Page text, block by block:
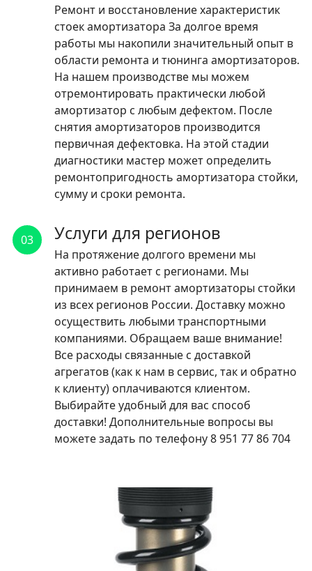
Ремонт и восстановление характеристик
стоек амортизатора За долгое время
работы мы накопили значительный опыт в
области ремонта и тюнинга амортизаторов.
На нашем производстве мы можем
отремонтировать практически любой
амортизатор с любым дефектом. После
снятия амортизаторов производится
первичная дефектовка. На этой стадии
диагностики мастер может определить
ремонтопригодность амортизатора стойки,
сумму и сроки ремонта.
03 Услуги для регионов
На протяжение долгого времени мы
активно работает с регионами. Мы
принимаем в ремонт амортизаторы стойки
из всех регионов России. Доставку можно
осуществить любыми транспортными
компаниями. Обращаем ваше внимание!
Все расходы связанные с доставкой
агрегатов (как к нам в сервис, так и обратно
к клиенту) оплачиваются клиентом.
Выбирайте удобный для вас способ
доставки! Дополнительные вопросы вы
можете задать по телефону 8 951 77 86 704